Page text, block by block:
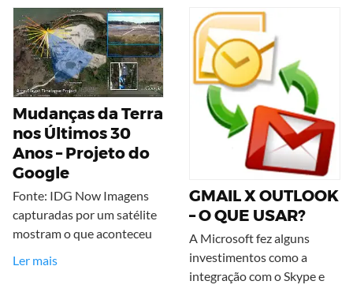
Mudanças da Terra
nos Últimos 30
Anos – Projeto do
Google
Fonte: IDG Now Imagens
capturadas por um satélite
mostram o que aconteceu
Ler mais
GMAIL X OUTLOOK
– O QUE USAR?
A Microsoft fez alguns
investimentos como a
integração com o Skype e